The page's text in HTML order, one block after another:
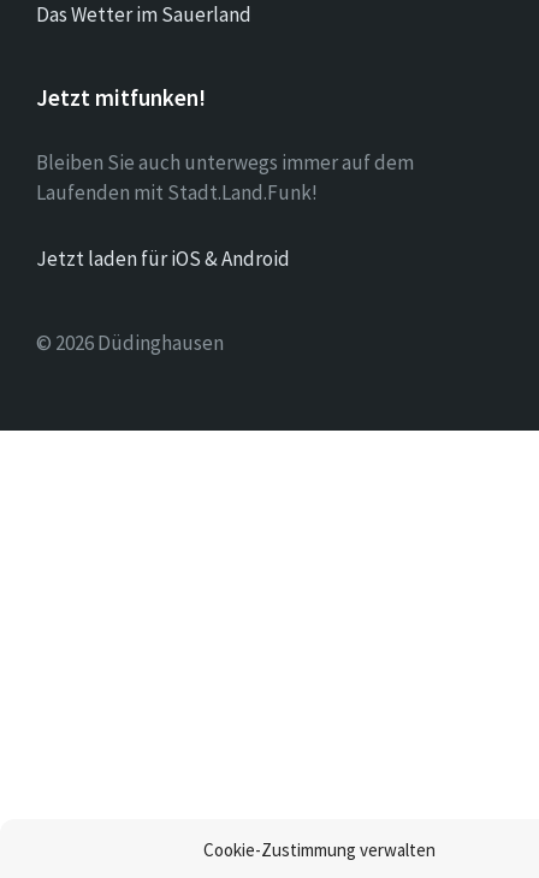
Cookie-Zustimmung verwalten
Das Wetter im Sauerland
Jetzt mitfunken!
Bleiben Sie auch unterwegs immer auf dem
Laufenden mit Stadt.Land.Funk!
Jetzt laden für iOS & Android
© 2026 Düdinghausen